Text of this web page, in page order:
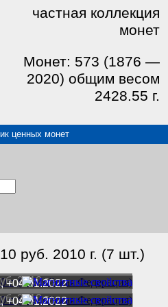
частная коллекция
монет
Монет: 573 (1876 —
2020) общим весом
2428.55 г.
ценных монет
руб. 2010 г. (7 шт.)
2010 г.
, +04.01.2022
2010 г.
, +04.01.2022